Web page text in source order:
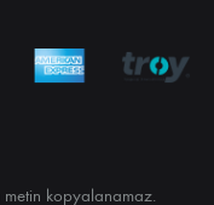
metin kopyalanamaz.